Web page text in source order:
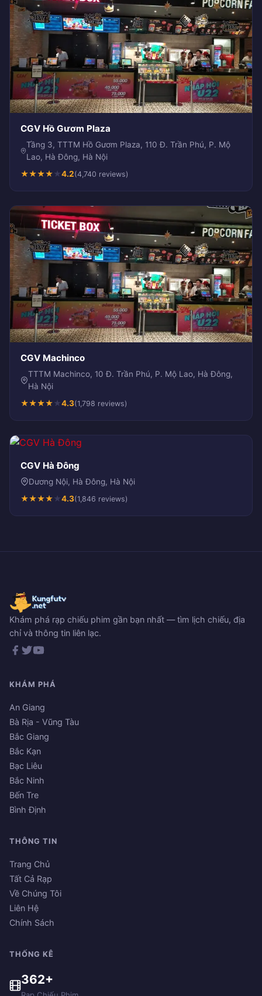
CGV Hồ Gươm Plaza
Tầng 3, TTTM Hồ Gươm Plaza, 110 Đ. Trần Phú, P. Mộ
Lao, Hà Đông, Hà Nội
★★★★★4.2(4,740 reviews)
CGV Machinco
TTTM Machinco, 10 Đ. Trần Phú, P. Mộ Lao, Hà Đông,
Hà Nội
★★★★★4.3(1,798 reviews)
CGV Hà Đông
Dương Nội, Hà Đông, Hà Nội
★★★★★4.3(1,846 reviews)
Khám phá rạp chiếu phim gần bạn nhất — tìm lịch chiếu, địa
chỉ và thông tin liên lạc.
KHÁM PHÁ
An Giang
Bà Rịa - Vũng Tàu
Bắc Giang
Bắc Kạn
Bạc Liêu
Bắc Ninh
Bến Tre
Bình Định
THÔNG TIN
Trang Chủ
Tất Cả Rạp
Về Chúng Tôi
Liên Hệ
Chính Sách
THỐNG KÊ
362+